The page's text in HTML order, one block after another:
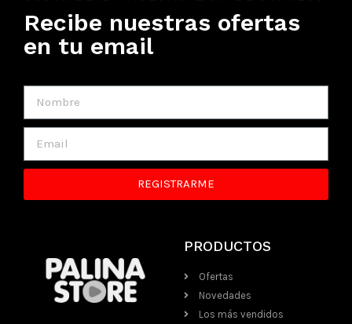
Recibe nuestras ofertas
en tu email
REGISTRARME
PRODUCTOS
Ofertas
Novedades
Los más vendidos